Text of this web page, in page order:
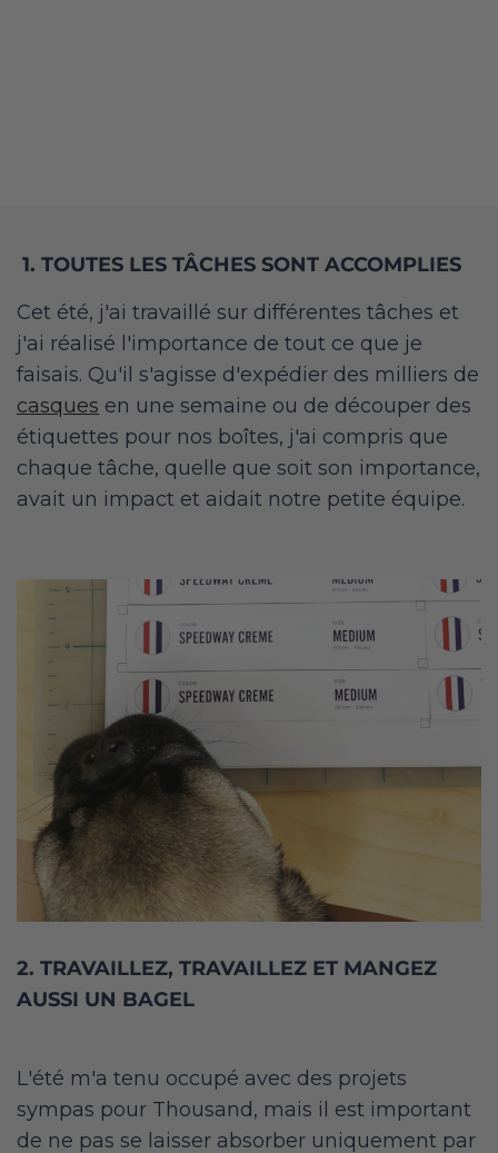
1. TOUTES LES TÂCHES SONT ACCOMPLIES
Cet été, j'ai travaillé sur différentes tâches et
j'ai réalisé l'importance de tout ce que je
faisais. Qu'il s'agisse d'expédier des milliers de
casques en une semaine ou de découper des
étiquettes pour nos boîtes, j'ai compris que
chaque tâche, quelle que soit son importance,
avait un impact et aidait notre petite équipe.
2. TRAVAILLEZ, TRAVAILLEZ ET MANGEZ
AUSSI UN BAGEL
L'été m'a tenu occupé avec des projets
sympas pour Thousand, mais il est important
de ne pas se laisser absorber uniquement par